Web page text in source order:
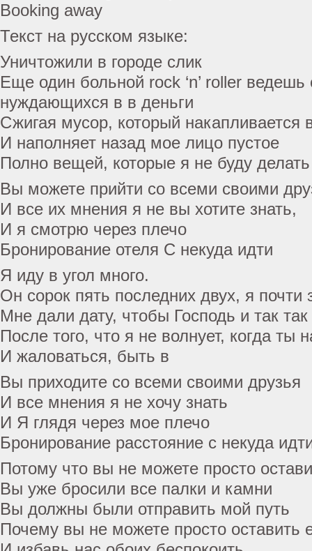
Booking away
Текст на русском языке:
Уничтожили в городе слик
Еще один больной rock ‘n’ roller ведешь
нуждающихся в в деньги
Сжигая мусор, который накапливается
И наполняет назад мое лицо пустое
Полно вещей, которые я не буду делать
Вы можете прийти со всеми своими
И все их мнения я не вы хотите знать,
И я смотрю через плечо
Бронирование отеля С некуда идти
Я иду в угол много.
Он сорок пять последних двух, я почти
Мне дали дату, чтобы Господь и так так
После того, что я не волнует, когда ты
И жаловаться, быть в
Вы приходите со всеми своими друзья
И все мнения я не хочу знать
И Я глядя через мое плечо
Бронирование расстояние с некуда
Потому что вы не можете просто
Вы уже бросили все палки и камни
Вы должны были отправить мой путь
Почему вы не можете просто оставить